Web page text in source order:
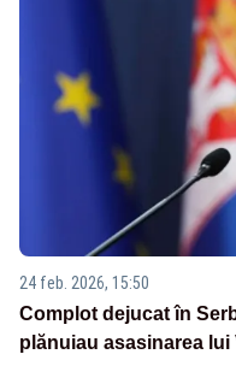
24 feb. 2026, 15:50
Complot dejucat în
plănuiau asasinarea lui